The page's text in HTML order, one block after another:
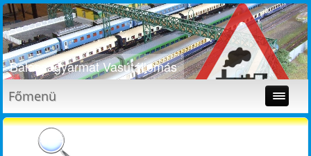
Balassagyarmat Vasútállomás
Bütykölde
Főmenü